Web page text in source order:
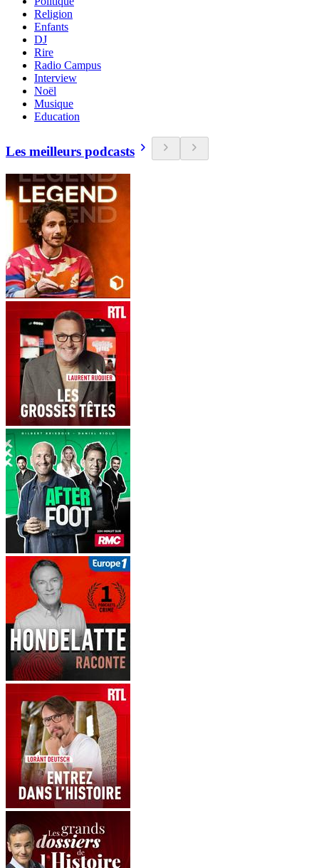
Religion
Enfants
DJ
Rire
Radio Campus
Interview
Noël
Musique
Education
Les meilleurs podcasts